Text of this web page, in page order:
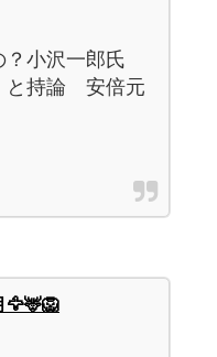
小沢一郎氏
と持論 安倍元
🦅🦌🦁